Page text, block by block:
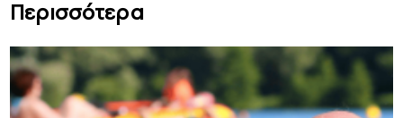
Περισσότερα